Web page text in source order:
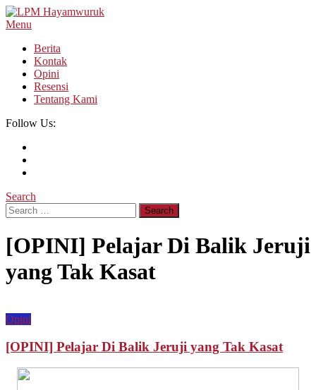
Skip
To
Menu
Berita
Kontak
Opini
Resensi
Tentang Kami
Follow Us:
Search
Search
for:
[OPINI] Pelajar Di Balik Jeruji
yang Tak Kasat
Opini
[OPINI] Pelajar Di Balik Jeruji yang Tak Kasat